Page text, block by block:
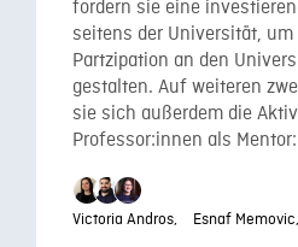
fordern sie eine
seitens der Universität,
Partzipation an den
gestalten. Auf weiteren
sie sich außerdem die
Professor:innen als
Victoria Andros, Esnaf Memovic,